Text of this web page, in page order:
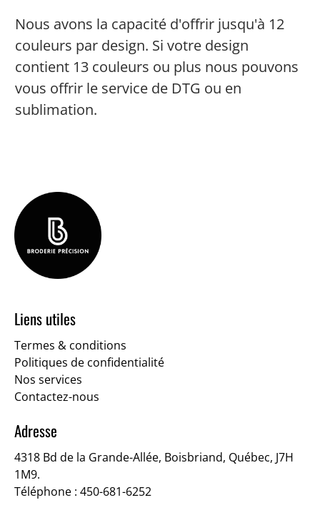
Nous avons la capacité d'offrir jusqu'à 12
couleurs par design. Si votre design
contient 13 couleurs ou plus nous pouvons
vous offrir le service de DTG ou en
sublimation.
Liens utiles
Termes & conditions
Politiques de confidentialité
Nos services
Contactez-nous
Adresse
4318 Bd de la Grande-Allée, Boisbriand, Québec, J7H
1M9.
Téléphone : 450-681-6252